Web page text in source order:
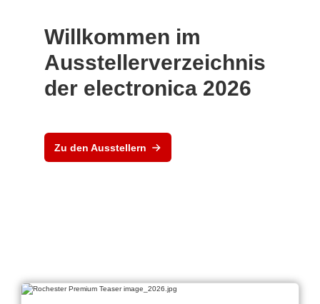
Willkommen im
Ausstellerverzeichnis
der electronica 2026
Zu den Ausstellern